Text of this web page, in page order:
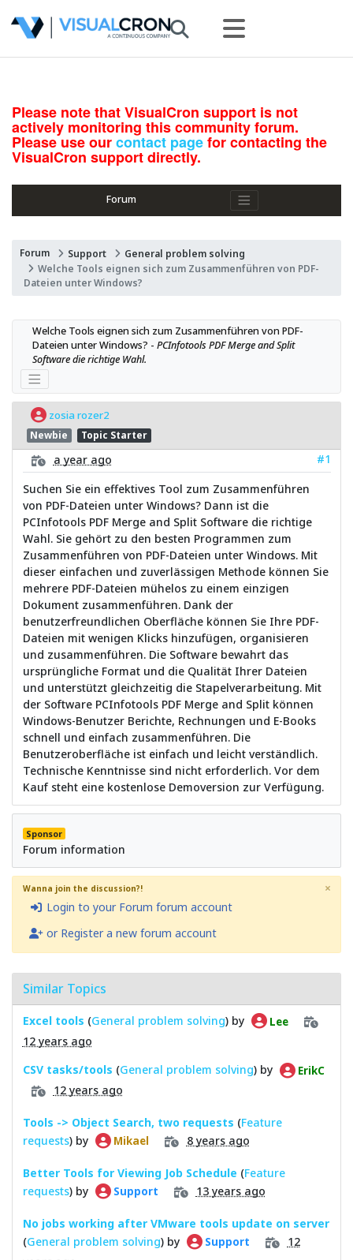
Please note that VisualCron support is not
actively monitoring this community forum.
Please use ourcontact pagefor contacting the
VisualCron support directly.
Forum
Forum Support
General problem solving
Welche Tools eignen sich zum Zusammenführen von PDF-
Dateien unter Windows?
Welche Tools eignen sich zum Zusammenführen von PDF-
Dateien unter Windows? - PCInfotools PDF Merge and Split
Software die richtige Wahl.
zosia rozer2
Newbie Topic Starter
a year ago
#1
Suchen Sie ein effektives Tool zum Zusammenführen
von PDF-Dateien unter Windows? Dann ist die
PCInfotools PDF Merge and Split Software die richtige
Wahl. Sie gehört zu den besten Programmen zum
Zusammenführen von PDF-Dateien unter Windows. Mit
dieser einfachen und zuverlässigen Methode können Sie
mehrere PDF-Dateien mühelos zu einem einzigen
Dokument zusammenführen. Dank der
benutzerfreundlichen Oberfläche können Sie Ihre PDF-
Dateien mit wenigen Klicks hinzufügen, organisieren
und zusammenführen. Die Software bewahrt das
ursprüngliche Format und die Qualität Ihrer Dateien
und unterstützt gleichzeitig die Stapelverarbeitung. Mit
der Software PCInfotools PDF Merge and Split können
Windows-Benutzer Berichte, Rechnungen und E-Books
schnell und einfach zusammenführen. Die
Benutzeroberfläche ist einfach und leicht verständlich.
Technische Kenntnisse sind nicht erforderlich. Vor dem
Kauf steht eine kostenlose Demoversion zur Verfügung.
Sponsor
Forum information
Wanna join the discussion?!
Login to your Forum forum account
or Register a new forum account
×
Similar Topics
Excel tools (General problem solving) by Lee
12 years ago
CSV tasks/tools (General problem solving) by ErikC
12 years ago
Tools -> Object Search, two requests (Feature
requests) by Mikael 8 years ago
Better Tools for Viewing Job Schedule (Feature
requests) by Support 13 years ago
No jobs working after VMware tools update on server
(General problem solving) by Support
12